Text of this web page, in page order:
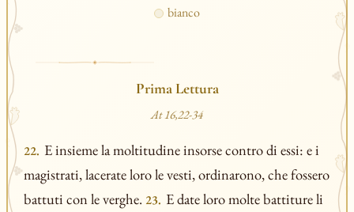
bianco
Prima Lettura
At 16,22-34
22. E insieme la moltitudine insorse contro di essi: e i
magistrati, lacerate loro le vesti, ordinarono, che fossero
battuti con le verghe. 23. E date loro molte battiture li